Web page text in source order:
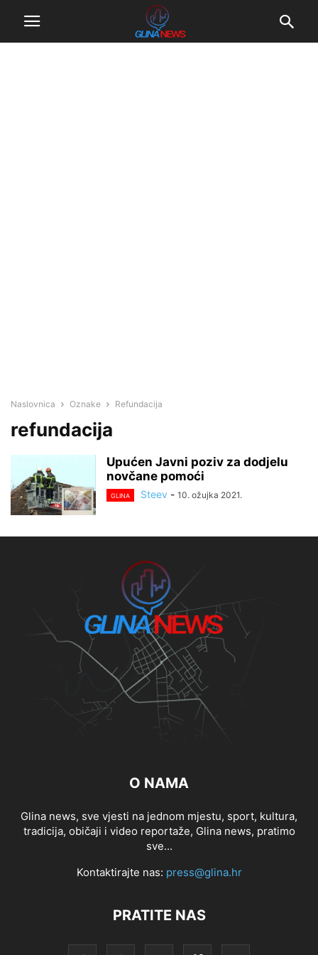
Naslovnica Oznake Refundacija
refundacija
Upućen Javni poziv za dodjelu
novčane pomoći
GLINA Steev - 10. ožujka 2021.
O NAMA
Glina news, sve vjesti na jednom mjestu, sport, kultura,
tradicija, običaji i video reportaže, Glina news, pratimo
sve...
Kontaktirajte nas: press@glina.hr
PRATITE NAS